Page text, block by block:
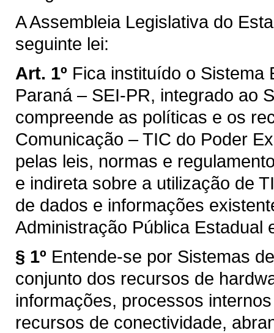
A Assembleia Legislativa do
seguinte lei:
Art. 1º Fica instituído o Sistema
Paraná – SEI-PR, integrado ao
compreende as políticas e os
Comunicação – TIC do Poder
pelas leis, normas e
e indireta sobre a utilização de
de dados e informações
Administração Pública Estadual
§ 1º Entende-se por Sistemas
conjunto dos recursos de
informações, processos
recursos de conectividade,